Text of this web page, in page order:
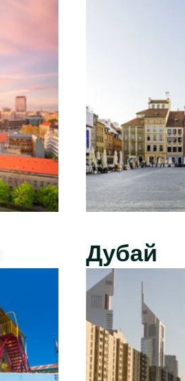
Дубай